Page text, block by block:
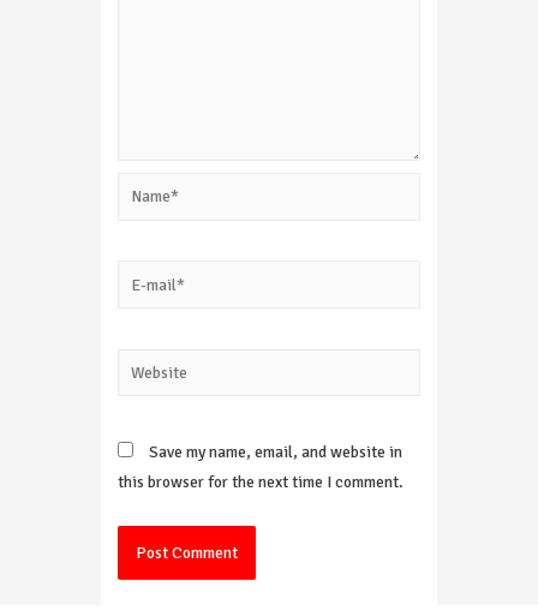
Name*
Website
Save my name, email, and website in
this browser for the next time I comment.